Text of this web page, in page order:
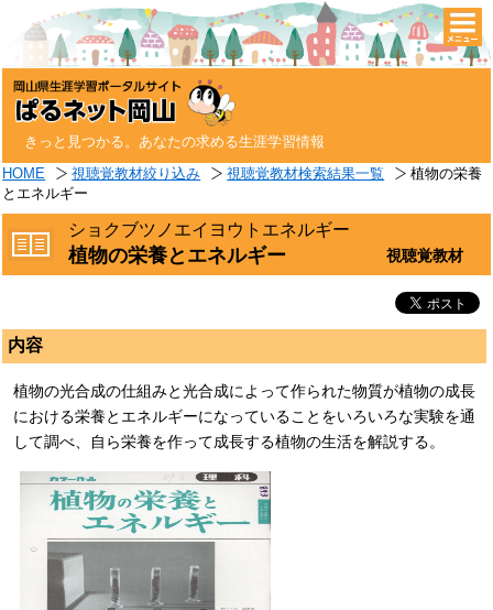
きっと見つかる。あなたの求める生涯学習情報
HOME 視聴覚教材絞り込み 視聴覚教材検索結果一覧
植物の栄養
とエネルギー
ショクブツノエイヨウトエネルギー
植物の栄養とエネルギー 視聴覚教材
内容
植物の光合成の仕組みと光合成によって作られた物質が植物の成長
における栄養とエネルギーになっていることをいろいろな実験を通
して調べ、自ら栄養を作って成長する植物の生活を解説する。